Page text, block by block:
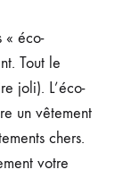
« éco-
Tout le
joli). L’éco-
un vêtement
chers.
votre